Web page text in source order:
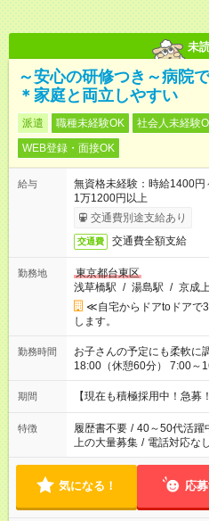
未
～安心の研修つき～病院
＊家庭と両立しやすい
派遣 職種未経験OK 社会人未経験
WEB登録・面接OK
給与
無資格未経験：時給1400
1万1200円以上
交通費別途支給あり
交通費 交通費全額支給
勤務地
東京都台東区
浅草橋駅 / 湯島駅 / 京成
≪自宅からドアtoドアで
します。
勤務時間
お子さんの予定にも柔軟に調整可能で
18:00（休憩60分） 7:00～
19:00（休憩60分） ※Wワーク希望の方へ 今ご覧のお仕事で希
望する勤務時間と、もう1
期間 【現在も積極採用中！急募
特徴 履歴書不要 / 40～50代活躍
上の大量募集 / 電話対応なし
気になる！ 応